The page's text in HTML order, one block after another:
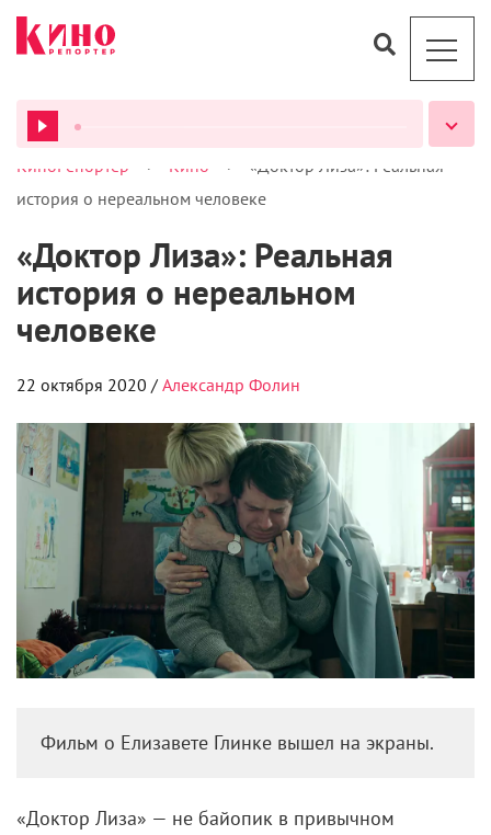
ВСЕ ПОДКАСТЫ
КиноРепортер > Кино >
«Доктор Лиза»: Реальная
история о нереальном человеке
«Доктор Лиза»: Реальная
история о нереальном
человеке
22 октября 2020 / Александр Фолин
Фильм о Елизавете Глинке вышел на экраны.
«Доктор Лиза» — не байопик в привычном